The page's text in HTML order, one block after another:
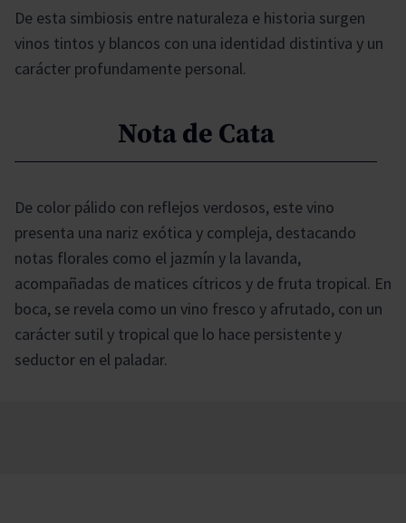
De esta simbiosis entre naturaleza e historia surgen
vinos tintos y blancos con una identidad distintiva y un
carácter profundamente personal.
Nota de Cata
De color pálido con reflejos verdosos, este vino
presenta una nariz exótica y compleja, destacando
notas florales como el jazmín y la lavanda,
acompañadas de matices cítricos y de fruta tropical. En
boca, se revela como un vino fresco y afrutado, con un
carácter sutil y tropical que lo hace persistente y
seductor en el paladar.